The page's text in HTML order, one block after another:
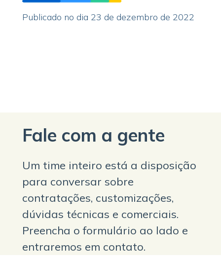
Publicado no dia 23 de dezembro de 2022
Fale com a gente
Um time inteiro está a disposição
para conversar sobre
contratações, customizações,
dúvidas técnicas e comerciais.
Preencha o formulário ao lado e
entraremos em contato.